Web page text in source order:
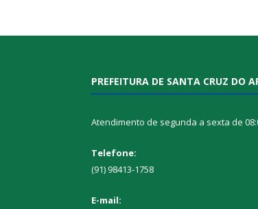
PREFEITURA DE SANTA CRUZ DO
Atendimento de segunda a sexta de
Telefone:
(91) 98413-1758
E-mail: